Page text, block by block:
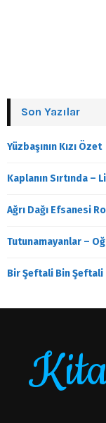
Son Yazılar
Yüzbaşının Kızı Özet
Kaplanın Sırtında –
Ağrı Dağı Efsanesi
Tutunamayanlar –
Bir Şeftali Bin Şeftali